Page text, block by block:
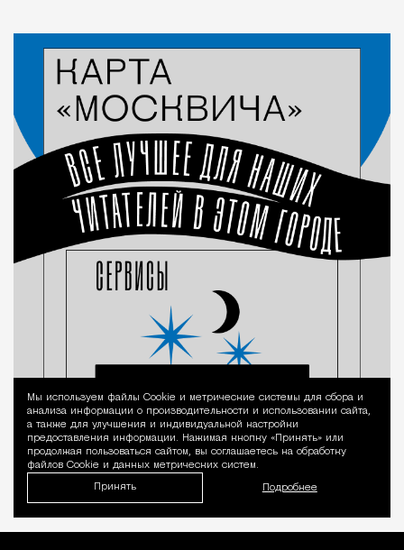
Уведомление
Мы используем файлы Сookie и метрические системы для сбора и
анализа информации о производительности и использовании сайта,
а также для улучшения и индивидуальной настройки
предоставления информации. Нажимая кнопку «Принять» или
продолжая пользоваться сайтом, вы соглашаетесь на обработку
файлов Cookie и данных метрических систем.
Принять Подробнее